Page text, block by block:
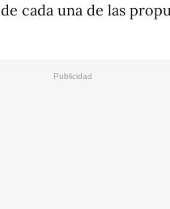
cada una de las